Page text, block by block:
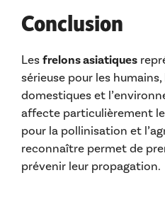
Conclusion
Les frelons asiatiques
sérieuse pour les
domestiques et
affecte particulièrement
pour la pollinisation et
reconnaître permet de
prévenir leur propagation.